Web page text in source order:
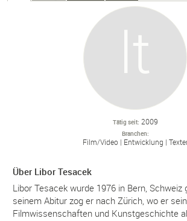
Tätig seit 2009
Branchen
Film/Video Entwicklung
Über Libor Tesacek
Libor Tesacek wurde 1976 in Bern, Schweiz
seinem Abitur zog er nach Zürich, wo er
Filmwissenschaften und Kunstgeschichte